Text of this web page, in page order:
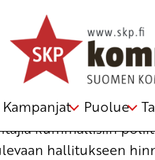
Kampanjat Puolue
kummallisiin
hallitukseen